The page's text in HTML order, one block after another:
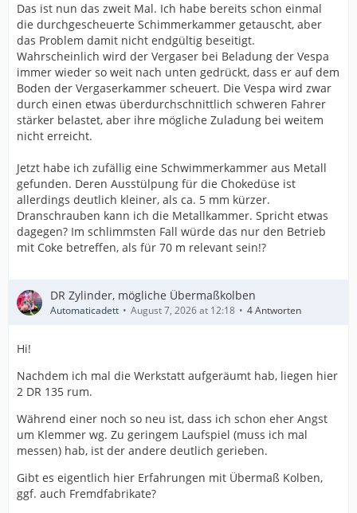
Das ist nun das zweit Mal. Ich habe bereits schon einmal
die durchgescheuerte Schimmerkammer getauscht, aber
das Problem damit nicht endgültig beseitigt.
Wahrscheinlich wird der Vergaser bei Beladung der Vespa
immer wieder so weit nach unten gedrückt, dass er auf dem
Boden der Vergaserkammer scheuert. Die Vespa wird zwar
durch einen etwas überdurchschnittlich schweren Fahrer
stärker belastet, aber ihre mögliche Zuladung bei weitem
nicht erreicht.
Jetzt habe ich zufällig eine Schwimmerkammer aus Metall
gefunden. Deren Ausstülpung für die Chokedüse ist
allerdings deutlich kleiner, als ca. 5 mm kürzer.
Dranschrauben kann ich die Metallkammer. Spricht etwas
dagegen? Im schlimmsten Fall würde das nur den Betrieb
mit Coke betreffen, als für 70 m relevant sein!?
DR Zylinder, mögliche Übermaßkolben
Automaticadett August 7, 2026 at 12:18 4 Antworten
Hi!
Nachdem ich mal die Werkstatt aufgeräumt hab, liegen hier
2 DR 135 rum.
Während einer noch so neu ist, dass ich schon eher Angst
um Klemmer wg. Zu geringem Laufspiel (muss ich mal
messen) hab, ist der andere deutlich gerieben.
Gibt es eigentlich hier Erfahrungen mit Übermaß Kolben,
ggf. auch Fremdfabrikate?